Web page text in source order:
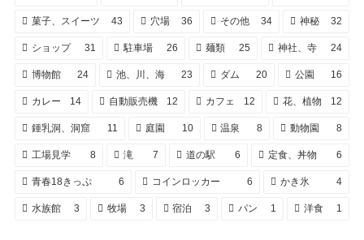
菓子、スイーツ 43 穴場 36 その他 34 神秘 32
ショップ 31 駐車場 26 麺類 25 神社、寺 24
博物館 24 池、川、海 23 ダム 20 公園 16
カレー 14 自動販売機 12 カフェ 12 花、植物 12
鍾乳洞、洞窟 11 庭園 10 温泉 8 動物園 8
工場見学 8 滝 7 道の駅 6 定食、丼物 6
青春18きっぷ 6 コインロッカー 6 かき氷 4
水族館 3 牧場 3 宿泊 3 パン 1 洋食 1